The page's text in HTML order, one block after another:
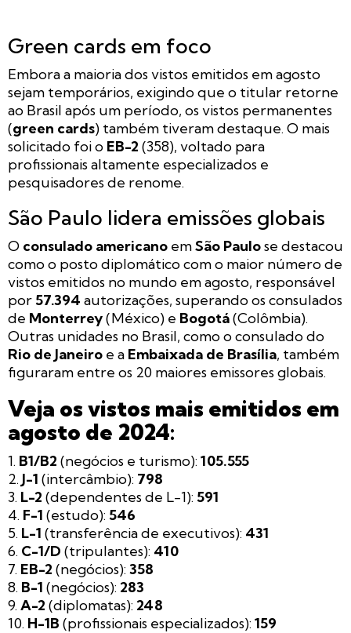
Green cards em foco
Embora a maioria dos vistos emitidos em agosto
sejam temporários, exigindo que o titular retorne
ao Brasil após um período, os vistos permanentes
(green cards) também tiveram destaque. O mais
solicitado foi o EB-2 (358), voltado para
profissionais altamente especializados e
pesquisadores de renome.
São Paulo lidera emissões globais
O consulado americano emSão Paulose destacou
como o posto diplomático com o maior número de
vistos emitidos no mundo em agosto, responsável
por57.394 autorizações, superando os consulados
de Monterrey(México) e Bogotá(Colômbia).
Outras unidades no Brasil, como o consulado do
Rio de Janeiro e a Embaixada de Brasília, também
figuraram entre os 20 maiores emissores globais.
Veja os vistos mais emitidos em
agosto de 2024:
1. B1/B2 (negócios e turismo): 105.555
2. J-1 (intercâmbio): 798
3. L-2 (dependentes de L-1): 591
4. F-1 (estudo): 546
5. L-1 (transferência de executivos): 431
6. C-1/D (tripulantes): 410
7. EB-2 (negócios): 358
8. B-1 (negócios): 283
9. A-2 (diplomatas): 248
10. H-1B (profissionais especializados): 159